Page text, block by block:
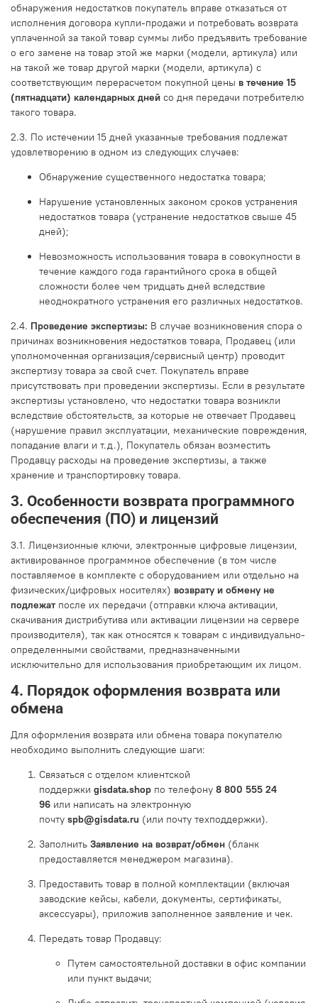
обнаружения недостатков покупатель вправе отказаться от
исполнения договора купли-продажи и потребовать возврата
уплаченной за такой товар суммы либо предъявить требование
о его замене на товар этой же марки (модели, артикула) или
на такой же товар другой марки (модели, артикула) с
соответствующим перерасчетом покупной цены в течение 15
(пятнадцати) календарных дней со дня передачи потребителю
такого товара.
2.3. По истечении 15 дней указанные требования подлежат
удовлетворению в одном из следующих случаев:
Обнаружение существенного недостатка товара;
Нарушение установленных законом сроков устранения
недостатков товара (устранение недостатков свыше 45
дней);
Невозможность использования товара в совокупности в
течение каждого года гарантийного срока в общей
сложности более чем тридцать дней вследствие
неоднократного устранения его различных недостатков.
2.4. Проведение экспертизы: В случае возникновения спора о
причинах возникновения недостатков товара, Продавец (или
уполномоченная организация/сервисный центр) проводит
экспертизу товара за свой счет. Покупатель вправе
присутствовать при проведении экспертизы. Если в результате
экспертизы установлено, что недостатки товара возникли
вследствие обстоятельств, за которые не отвечает Продавец
(нарушение правил эксплуатации, механические повреждения,
попадание влаги и т.д.), Покупатель обязан возместить
Продавцу расходы на проведение экспертизы, а также
хранение и транспортировку товара.
3. Особенности возврата программного
обеспечения (ПО) и лицензий
3.1. Лицензионные ключи, электронные цифровые лицензии,
активированное программное обеспечение (в том числе
поставляемое в комплекте с оборудованием или отдельно на
физических/цифровых носителях) возврату и обмену не
подлежат после их передачи (отправки ключа активации,
скачивания дистрибутива или активации лицензии на сервере
производителя), так как относятся к товарам с индивидуально-
определенными свойствами, предназначенными
исключительно для использования приобретающим их лицом.
4. Порядок оформления возврата или
обмена
Для оформления возврата или обмена товара покупателю
необходимо выполнить следующие шаги:
Связаться с отделом клиентской
поддержки gisdata.shop по телефону 8 800 555 24
96 или написать на электронную
почту spb@gisdata.ru (или почту техподдержки).
Заполнить Заявление на возврат/обмен (бланк
предоставляется менеджером магазина).
Предоставить товар в полной комплектации (включая
заводские кейсы, кабели, документы, сертификаты,
аксессуары), приложив заполненное заявление и чек.
Передать товар Продавцу:
Путем самостоятельной доставки в офис компании
или пункт выдачи;